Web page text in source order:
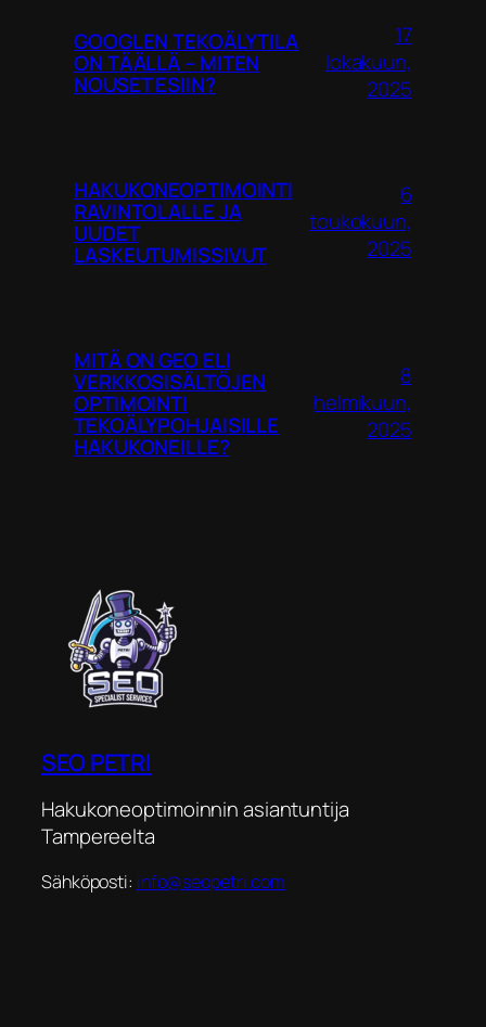
GOOGLEN TEKOÄLYTILA
ON TÄÄLLÄ – MITEN
NOUSET ESIIN?
17
lokakuun,
2025
HAKUKONEOPTIMOINTI
RAVINTOLALLE JA
UUDET
LASKEUTUMISSIVUT
6
toukokuun,
2025
MITÄ ON GEO ELI
VERKKOSISÄLTÖJEN
OPTIMOINTI
TEKOÄLYPOHJAISILLE
HAKUKONEILLE?
8
helmikuun,
2025
SEO PETRI
Hakukoneoptimoinnin asiantuntija
Tampereelta
Sähköposti: info@seopetri.com